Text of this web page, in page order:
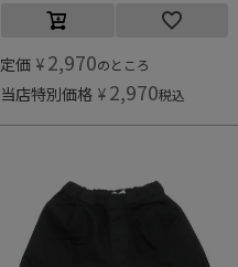
定価 ¥ 2,970のところ
当店特別価格 ¥ 2,970税込